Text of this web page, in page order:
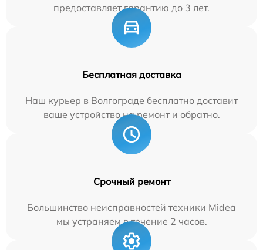
предоставляет гарантию до 3 лет.
Бесплатная доставка
Наш курьер в Волгограде бесплатно доставит
ваше устройство на ремонт и обратно.
Срочный ремонт
Большинство неисправностей техники Midea
мы устраняем в течение 2 часов.